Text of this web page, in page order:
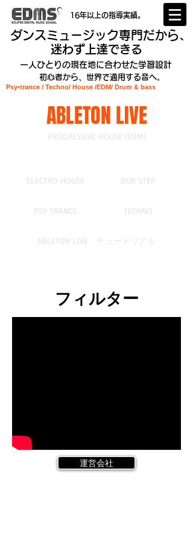
16年以上の指導実績。
ダンスミュージック専門だから、
迷わず上達できる
一人ひとりの現在地に合わせた学習設計
初心者から、世界で通用する音へ。
Psy•trance / Techno/ House /EDM/ Drum & bass
ABLETON LIVE
PROGRESSIVE HOUSE (EDM)
ELECTRO HOUSE DUB STEP
PSY TRANCE TECHNO
ABLETON LIVE チュートリアル
フィルター
運営会社